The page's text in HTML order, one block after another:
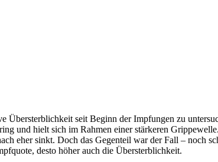
Übersterblichkeit seit Beginn der Impfungen zu
und hielt sich im Rahmen einer stärkeren
eher sinkt. Doch das Gegenteil war der Fall – noch
desto höher auch die Übersterblichkeit.